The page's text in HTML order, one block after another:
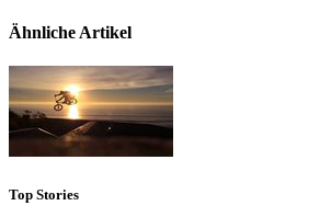
Ähnliche Artikel
Top Stories